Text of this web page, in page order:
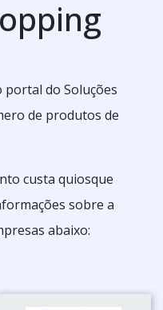
portal do Soluções
de produtos de
custa quiosque
sobre a
abaixo: